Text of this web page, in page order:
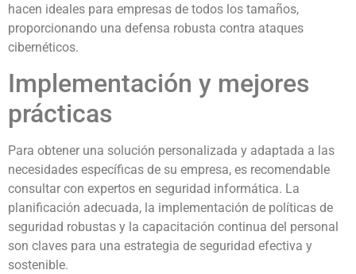
hacen ideales para empresas de todos los tamaños,
proporcionando una defensa robusta contra ataques
cibernéticos.
Implementación y mejores
prácticas
Para obtener una solución personalizada y adaptada a las
necesidades específicas de su empresa, es recomendable
consultar con expertos en seguridad informática. La
planificación adecuada, la implementación de políticas de
seguridad robustas y la capacitación continua del personal
son claves para una estrategia de seguridad efectiva y
sostenible.